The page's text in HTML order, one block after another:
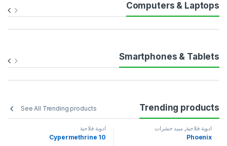
Computers & Laptops
Smartphones & Tablets
Trending products
See All Trending products
ادوية فلاحية
Cypermethrine 10
ادوية فلاحية مبيد حشرات
Phoenix